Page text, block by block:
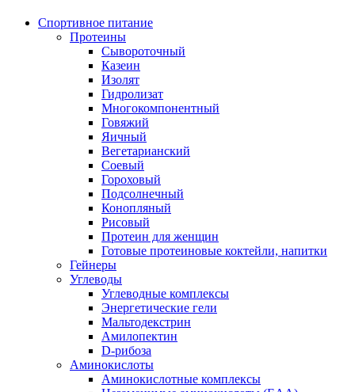
Спортивное питание
Протеины
Сывороточный
Казеин
Изолят
Гидролизат
Многокомпонентный
Говяжий
Яичный
Вегетарианский
Соевый
Гороховый
Подсолнечный
Конопляный
Рисовый
Протеин для женщин
Готовые протеиновые коктейли, напитки
Гейнеры
Углеводы
Углеводные комплексы
Энергетические гели
Мальтодекстрин
Амилопектин
D-рибоза
Аминокислоты
Аминокислотные комплексы